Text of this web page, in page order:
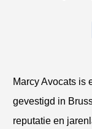
Marcy Avocats is
gevestigd in
reputatie en